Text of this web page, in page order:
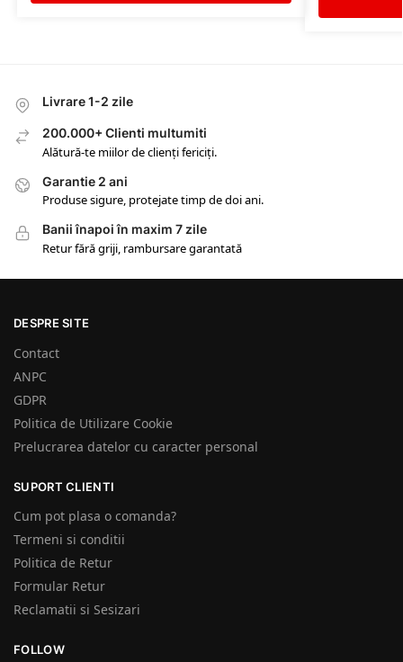
Livrare 1-2 zile
200.000+ Clienti multumiti
Alătură-te miilor de clienți fericiți.
Garantie 2 ani
Produse sigure, protejate timp de doi ani.
Banii înapoi în maxim 7 zile
Retur fără griji, rambursare garantată
DESPRE SITE
Contact
ANPC
GDPR
Politica de Utilizare Cookie
Prelucrarea datelor cu caracter personal
SUPORT CLIENTI
Cum pot plasa o comanda?
Termeni si conditii
Politica de Retur
Formular Retur
Reclamatii si Sesizari
FOLLOW